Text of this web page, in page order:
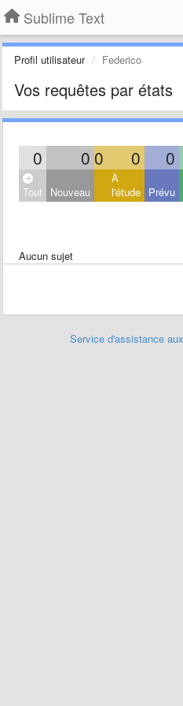
Sublime Text
Profil utilisateur Federico
Vos requêtes par états
0 0 0 0 0
Tout Nouveau
À
l'étude Prévu
Aucun sujet
Service d'assistance